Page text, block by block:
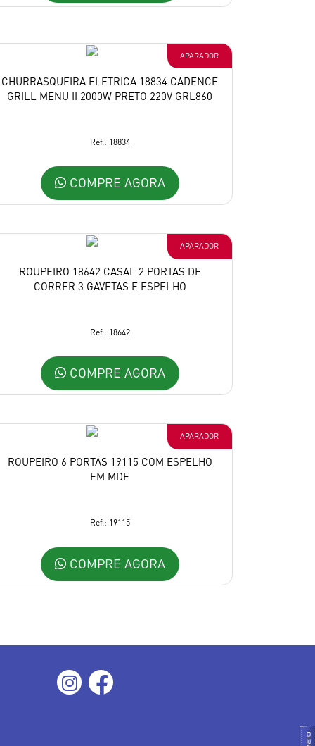
APARADOR
CHURRASQUEIRA ELETRICA 18834 CADENCE
GRILL MENU II 2000W PRETO 220V GRL860
Ref.: 18834
COMPRE AGORA
APARADOR
ROUPEIRO 18642 CASAL 2 PORTAS DE
CORRER 3 GAVETAS E ESPELHO
Ref.: 18642
COMPRE AGORA
APARADOR
ROUPEIRO 6 PORTAS 19115 COM ESPELHO
EM MDF
Ref.: 19115
COMPRE AGORA